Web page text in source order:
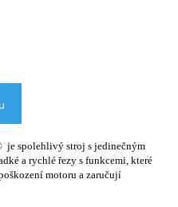
je spolehlivý stroj s jedinečným
a rychlé řezy s funkcemi, které
motoru a zaručují